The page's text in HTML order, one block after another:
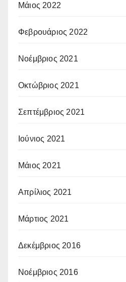
Μάιος 2022
Φεβρουάριος 2022
Νοέμβριος 2021
Οκτώβριος 2021
Σεπτέμβριος 2021
Ιούνιος 2021
Μάιος 2021
Απρίλιος 2021
Μάρτιος 2021
Δεκέμβριος 2016
Νοέμβριος 2016